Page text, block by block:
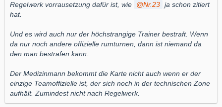
Regelwerk vorrausetzung dafür ist, wie
Nr.23 ja schon zitiert
hat.
Und es wird auch nur der höchstrangige Trainer bestraft. Wenn
da nur noch andere offizielle rumturnen, dann ist niemand da
den man bestrafen kann.
Der Medizinmann bekommt die Karte nicht auch wenn er der
einzige Teamoffizielle ist, der sich noch in der technischen Zone
aufhält. Zumindest nicht nach Regelwerk.